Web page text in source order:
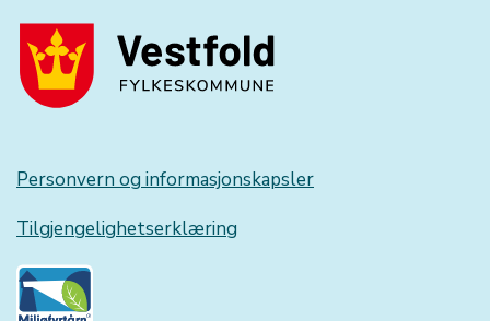
Personvern og informasjonskapsler
Tilgjengelighetserklæring